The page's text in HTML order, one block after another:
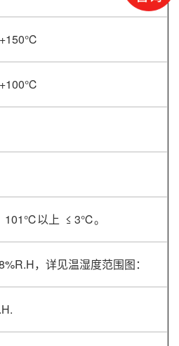
101℃以上 ≤ 3℃。
，详见温湿度范围图：